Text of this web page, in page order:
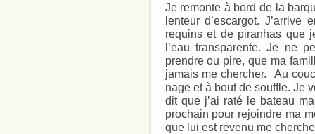
Je remonte à bord de la
lenteur d’escargot.
requins et de piranhas que
l’eau transparente. Je ne
prendre ou pire, que ma
jamais me chercher. Au
nage et à bout de souffle. Je
dit que j’ai raté le bateau
prochain pour rejoindre ma
que lui est revenu me